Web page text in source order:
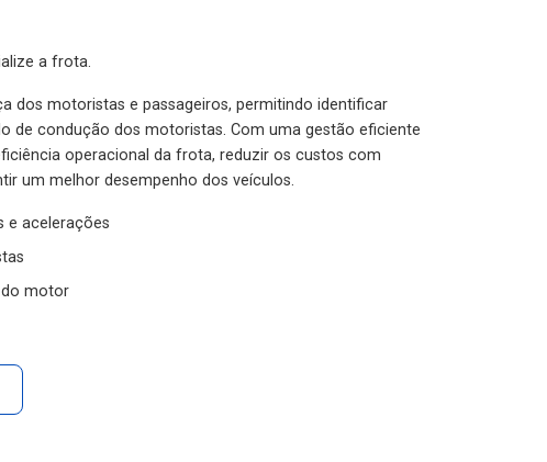
a frota.
dos motoristas e passageiros, permitindo identificar
de condução dos motoristas. Com uma gestão eficiente
operacional da frota, reduzir os custos com
um melhor desempenho dos veículos.
e acelerações
motor